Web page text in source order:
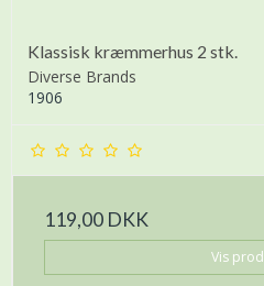
Klassisk kræmmerhus 2 stk.
Diverse Brands
1906
119,00 DKK
Vis